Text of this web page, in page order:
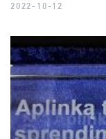
2022-10-12